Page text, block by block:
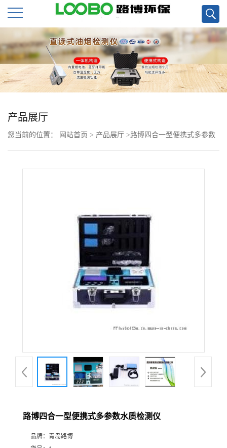
公
司
首
页
公
品
厅
产品展厅
您当前的位置： 网站首页 > 产品展厅 >路博四合一型便携式多参数
路博四合一型便携式多参数水质检测仪
品牌： 青岛路博